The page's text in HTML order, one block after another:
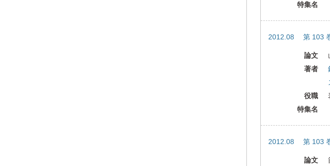
特集名
2012.08 第 103
論文
著者
役職
特集名
2012.08 第 103
論文